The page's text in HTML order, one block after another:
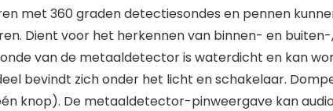
met 360 graden detectiesondes en pennen
Dient voor het herkennen van binnen- en
van de metaaldetector is waterdicht en kan
bevindt zich onder het licht en schakelaar.
knop). De metaaldetector-pinweergave kan